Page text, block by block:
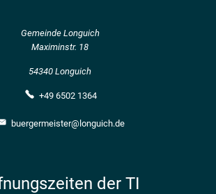
Gemeinde Longuich
Maximinstr. 18
54340 Longuich
+49 6502 1364
buergermeister@longuich.de
der TI